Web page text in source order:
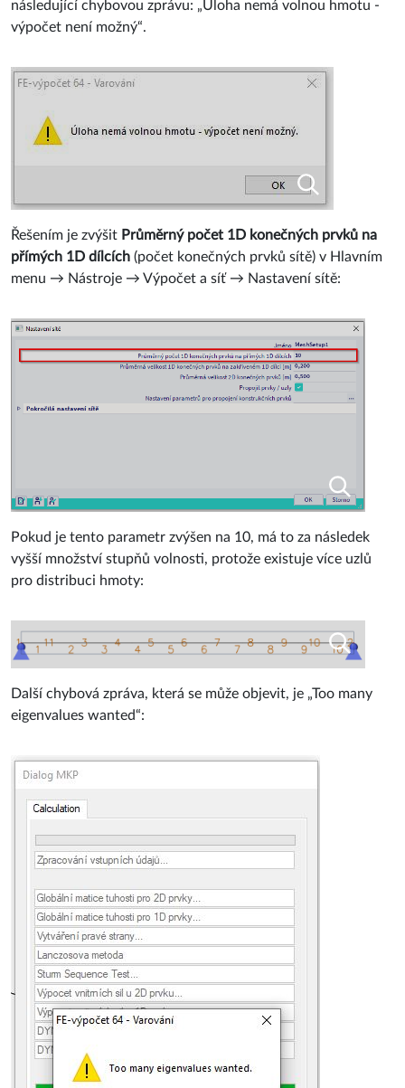
následující chybovou zprávu: „Úloha nemá volnou hmotu -
výpočet není možný“.
Řešením je zvýšit Průměrný počet 1D konečných prvků na
přímých 1D dílcích (počet konečných prvků sítě) v Hlavním
menu → Nástroje → Výpočet a síť → Nastavení sítě:
Pokud je tento parametr zvýšen na 10, má to za následek
vyšší množství stupňů volnosti, protože existuje více uzlů
pro distribuci hmoty:
Další chybová zpráva, která se může objevit, je „Too many
eigenvalues wanted“: